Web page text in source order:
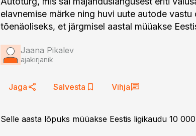
elavnemise märke ning huvi uute autode
tõenäoliseks, et järgmisel aastal müüakse
Jaana Pikalev
ajakirjanik
Jaga Salvesta Vihja
Selle aasta lõpuks müüakse Eestis ligikaudu 10